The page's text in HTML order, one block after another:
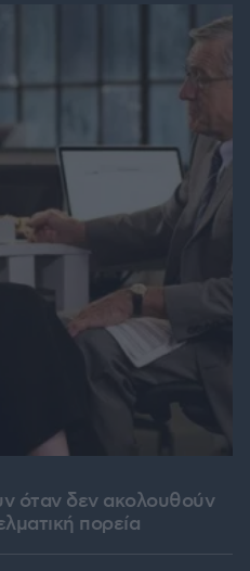
όταν δεν ακολουθούν
πορεία